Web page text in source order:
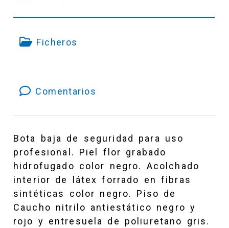
45
Ficheros
Comentarios
Bota baja de seguridad para uso
profesional. Piel flor grabado
hidrofugado color negro. Acolchado
interior de látex forrado en fibras
sintéticas color negro. Piso de
Caucho nitrilo antiestático negro y
rojo y entresuela de poliuretano gris.